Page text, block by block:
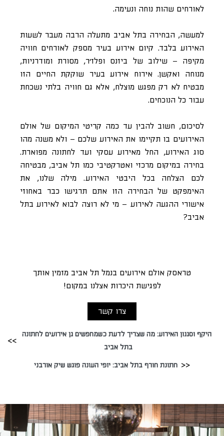
לאורחים שהות נוחה ונעימה.
למעשה, הבחירה בתל אביב מתעלה הרבה מעבר לשעות
האירוע בלבד. קיום אירוע בעיר מספק לאורחים חוויה
מקיפה – שילוב של ביזנס ופלז׳ר, מסורת ומודרניות,
מנוחה ואקשן. אירוח אירוע בעיר שוקקת החיים הזו
מבטיח לא רק מפגש מוצלח, אלא גם חוויה בלתי נשכחת
עבור כל הנוכחים.
לסיכום, חשוב להבין עד כמה קריטי המיקום של אולם
האירועים בו תקיימו את האירוע שלכם – ולא משנה מהו
סוג האירוע, החל מאירוע עסקי ועד לחתונה מפוארת.
בחירה במיקום מרכזי ואטרקטיבי כמו תל אביב, מבטיחה
לכם הצלחה בכל היבטי האירוע. מילה שלנו, את
האימפקט של הבחירה הזו אתם תרגישו כבר באחוזי
אישורי ההגעה לאירוע – מי לא רוצה לבוא לאירוע בתל
אביב?
טראסק אולם אירועים בנמל תל אביב מזמין אותך
לפגישת היכרות אצלנו במקום!
צרו קשר
היקף וסגנון האירוע: מה שצריך לדעת כשמחפשים גן אירועים לחתונה
בתל אביב
חתונת חורף בתל אביב: יופי העונה פוגש שיק אורבני